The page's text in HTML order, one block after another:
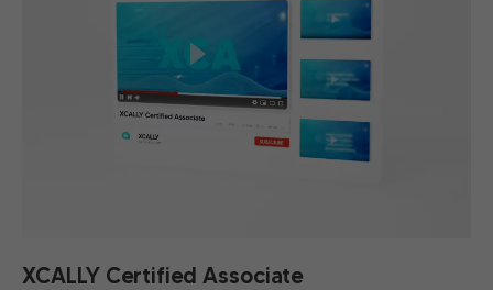
XCALLY Certified Associate